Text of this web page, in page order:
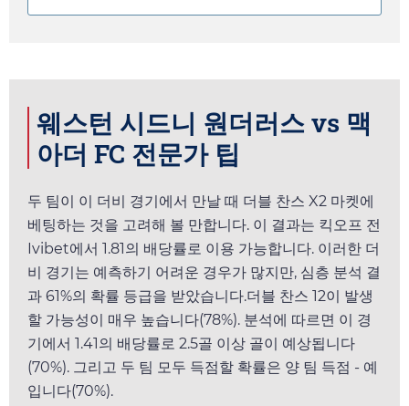
웨스턴 시드니 원더러스 vs 맥
아더 FC 전문가 팁
두 팀이 이 더비 경기에서 만날 때 더블 찬스 X2 마켓에
베팅하는 것을 고려해 볼 만합니다. 이 결과는 킥오프 전
Ivibet에서 1.81의 배당률로 이용 가능합니다. 이러한 더
비 경기는 예측하기 어려운 경우가 많지만, 심층 분석 결
과 61%의 확률 등급을 받았습니다.더블 찬스 12이 발생
할 가능성이 매우 높습니다(78%). 분석에 따르면 이 경
기에서 1.41의 배당률로 2.5골 이상 골이 예상됩니다
(70%). 그리고 두 팀 모두 득점할 확률은 양 팀 득점 - 예
입니다(70%).